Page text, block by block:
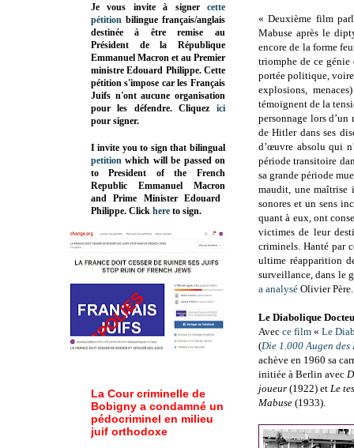
« Deuxième film
Mabuse après le
encore de la forme
triomphe de ce
portée politique,
explosions,
témoignent de la
personnage lors
de Hitler dans ses
d’œuvre absolu qui
période transitoire
sa grande période
maudit, une maîtrise
sonores et un sens
quant à eux, ont
victimes de leur
criminels. Hanté par
ultime réapparition
surveillance, dans le
a analysé Olivier Père.
Le Diabolique
Avec ce film « Le
(Die 1.000 Augen des
achève en 1960 sa
initiée à Berlin avec
joueur (1922) et Le
Mabuse (1933).
Je vous invite à signer cette
pétition bilingue français/anglais
destinée à être remise au
Président de la République
Emmanuel Macron et au Premier
ministre Edouard Philippe. Cette
pétition s'impose car les Français
Juifs n'ont aucune organisation
pour les défendre. Cliquez
ici
pour signer.
I invite you to sign that bilingual
petition which will be passed on
to President of the French
Republic Emmanuel Macron
and Prime MinisterEdouard
Philippe. Click here to sign.
La Cour criminelle de
Bobigny a condamné un
pédocriminel en milieu
juif orthodoxe